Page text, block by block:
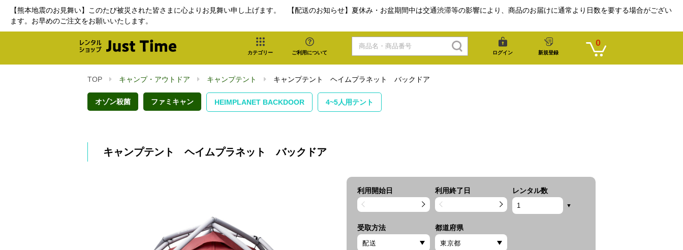
【熊本地震のお見舞い】このたび被災された皆さまに心よりお見舞い申し上げます。 【配送のお知らせ】夏休み・お盆期間中は交通渋滞等の影響により、商品のお届けに通常より日数を要する場合がござい
ます。お早めのご注文をお願いいたします。
カテゴリー ご利用について ログイン 新規登録
0
TOP キャンプ・アウトドア キャンプテント キャンプテント ヘイムプラネット バックドア
オゾン殺菌 ファミキャン HEIMPLANET BACKDOOR 4~5人用テント
キャンプテント ヘイムプラネット バックドア
利用開始日 利用終了日 レンタル数
受取方法 都道府県